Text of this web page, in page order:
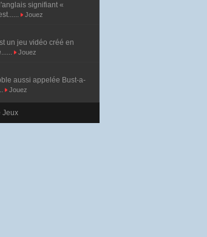
signifiant «
Jouez
un jeu vidéo créé en
Jouez
aussi appelée Bust-a-
Jouez
Jeux